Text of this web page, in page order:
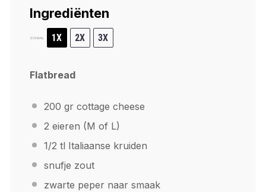
Ingrediënten
SCHAAL 1X 2X 3X
Flatbread
200 gr cottage cheese
2 eieren (M of L)
1/2 tl Italiaanse kruiden
snufje zout
zwarte peper naar smaak